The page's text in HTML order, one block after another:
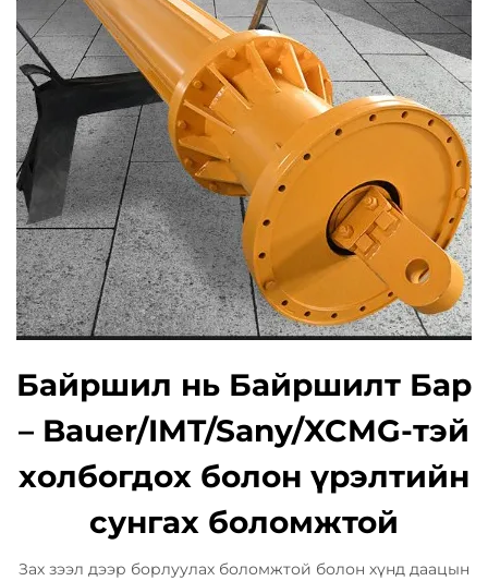
Байршил нь Байршилт Бар
– Bauer/IMT/Sany/XCMG-тэй
холбогдох болон үрэлтийн
сунгах боломжтой
Зах зээл дээр борлуулах боломжтой болон хүнд даацын